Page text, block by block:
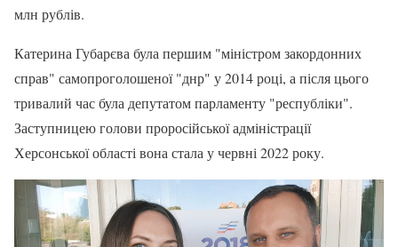
млн рублів.
Катерина Губарєва була першим "міністром закордонних
справ" самопроголошеної "днр" у 2014 році, а після цього
тривалий час була депутатом парламенту "республіки".
Заступницею голови проросійської адміністрації
Херсонської області вона стала у червні 2022 року.